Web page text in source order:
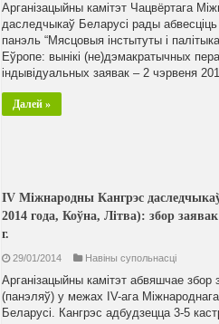
Арганізацыйны камітэт Чацвёртага
даследчыкаў Беларусі рады
панэль “Мясцовыя інстытуты і
Еўропе: вынікі (не)дэмакратычных
індывідуальных заявак – 2 чэрвеня
Далей »
IV Міжнародны Кангрэс
2014 года, Коўна, Літва): збор
г.
29/01/2014 Навiны супольнасцi
Арганізацыйны камітэт абвяшчае збор
(панэляў) у межах IV-ага
Беларусі. Кангрэс адбудзецца 3-5